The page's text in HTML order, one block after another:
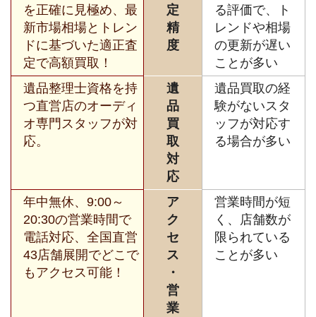
を正確に見極め、最
新市場相場とトレン
ドに基づいた適正査
定で高額買取！
定
精
度
る評価で、ト
レンドや相場
の更新が遅い
ことが多い
遺品整理士資格を持
つ直営店のオーディ
オ専門スタッフが対
応。
遺
品
買
取
対
応
遺品買取の経
験がないスタ
ッフが対応す
る場合が多い
年中無休、9:00～
20:30の営業時間で
電話対応、全国直営
43店舗展開でどこで
もアクセス可能！
ア
ク
セ
ス
・
営
業
営業時間が短
く、店舗数が
限られている
ことが多い